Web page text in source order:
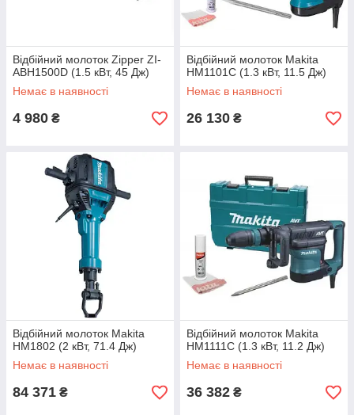
Відбійний молоток Zipper ZI-
ABH1500D (1.5 кВт, 45 Дж)
Немає в наявності
4 980 ₴
Відбійний молоток Makita
HM1101C (1.3 кВт, 11.5 Дж)
Немає в наявності
26 130 ₴
Відбійний молоток Makita
HM1802 (2 кВт, 71.4 Дж)
Немає в наявності
84 371 ₴
Відбійний молоток Makita
HM1111C (1.3 кВт, 11.2 Дж)
Немає в наявності
36 382 ₴